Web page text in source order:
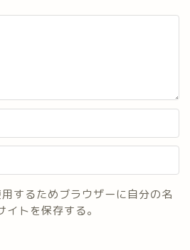
するためブラウザーに自分の名
トを保存する。